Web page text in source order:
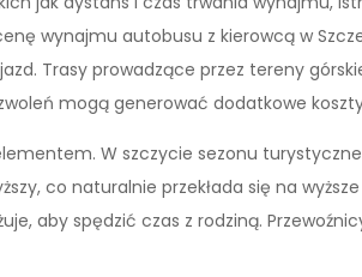
wynajmu autobusu z kierowcą w
Trasy prowadzące przez tereny
mogą generować dodatkowe
W szczycie sezonu
co naturalnie przekłada się na
aby spędzić czas z rodziną.